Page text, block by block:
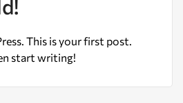
This is your first post.
start writing!